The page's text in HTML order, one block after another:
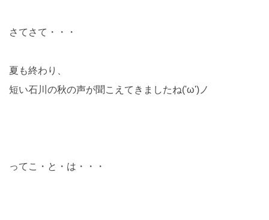
さてさて・・・
夏も終わり、
短い石川の秋の声が聞こえてきましたね('ω')ノ
ってこ・と・は・・・